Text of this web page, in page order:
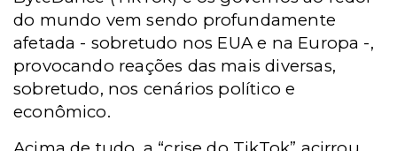
do mundo vem sendo profundamente
afetada - sobretudo nos EUA e na Europa -,
provocando reações das mais diversas,
sobretudo, nos cenários político e
econômico.